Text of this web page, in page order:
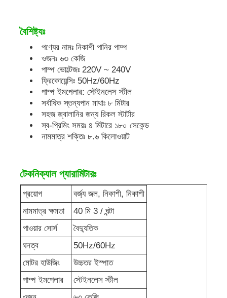
সব ক্ষেত্রেই
উদ্ধৃতির জন্য আবেদন
ডিজেল জেনারেটর সেট
পেট্রোল জেনারেটর সেট
পোর্টেবল জেনারেটর সেট
শিল্প জেনারেটর সেট
ডিজিটাল জেনারেটর সেট
ওপেন ফ্রেম জেনারেটর
বৈশিষ্ট্যঃ
পণ্যের নামঃ নিকাশী পানির পাম্প
ওজনঃ ৬৩ কেজি
পাম্প ভোল্টেজঃ 220V ~ 240V
ফ্রিকোয়েন্সিঃ 50Hz/60Hz
পাম্প ইমপেলার: স্টেইনলেস স্টীল
সর্বাধিক স্তন্যপান মাথাঃ ৮ মিটার
সহজ জ্বালানির জন্য রিকল স্টার্টার
স্ব-প্রিমিং সময়ঃ ৪ মিটারে ১৮০ সেকেন্ড
নামমাত্র শক্তিঃ ৮.৬ কিলোওয়াট
টেকনিক্যাল প্যারামিটারঃ
প্রয়োগ
বর্জ্য জল, নিকাশী, নিকাশী
নামমাত্র ক্ষমতা
40 মি 3 / ঘন্টা
পাওয়ার সোর্স
বৈদ্যুতিক
ঘনত্ব
50Hz/60Hz
মোটর হাউজিং
উচ্চতর ইস্পাত
পাম্প ইমপেলার
স্টেইনলেস স্টীল